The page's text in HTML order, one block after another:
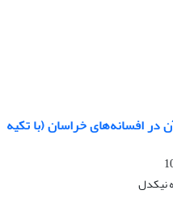
در افسانه‌‌های خراسان (با تکیه
نیکدل